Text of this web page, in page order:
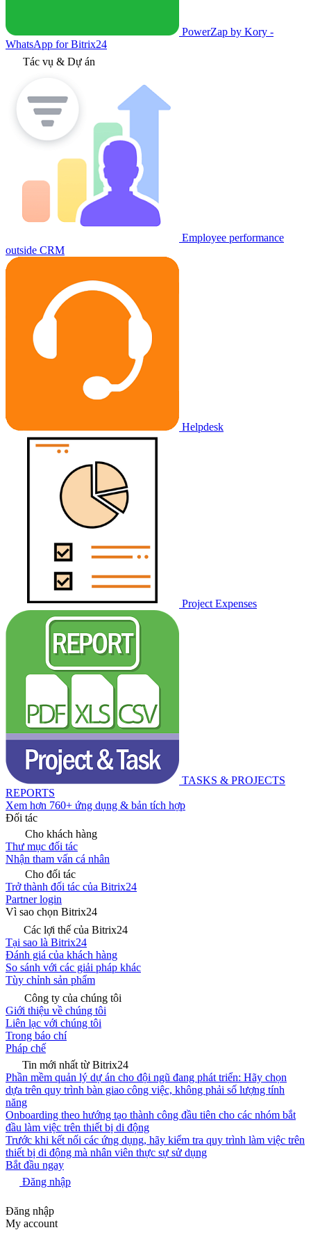
PowerZap by Kory -
WhatsApp for Bitrix24
Tác vụ & Dự án
Employee performance
outside CRM
Helpdesk
Project Expenses
TASKS & PROJECTS
REPORTS
Xem hơn 760+ ứng dụng & bản tích hợp
Đối tác
Cho khách hàng
Thư mục đối tác
Nhận tham vấn cá nhân
Cho đối tác
Trở thành đối tác của Bitrix24
Partner login
Vì sao chọn Bitrix24
Các lợi thế của Bitrix24
Tại sao là Bitrix24
Đánh giá của khách hàng
So sánh với các giải pháp khác
Tùy chỉnh sản phẩm
Công ty của chúng tôi
Giới thiệu về chúng tôi
Liên lạc với chúng tôi
Trong báo chí
Pháp chế
Tin mới nhất từ Bitrix24
Phần mềm quản lý dự án cho đội ngũ đang phát triển: Hãy chọn
dựa trên quy trình bàn giao công việc, không phải số lượng tính
năng
Onboarding theo hướng tạo thành công đầu tiên cho các nhóm bắt
đầu làm việc trên thiết bị di động
Trước khi kết nối các ứng dụng, hãy kiểm tra quy trình làm việc trên
thiết bị di động mà nhân viên thực sự sử dụng
Bắt đầu ngay
Đăng nhập
Đăng nhập
My account